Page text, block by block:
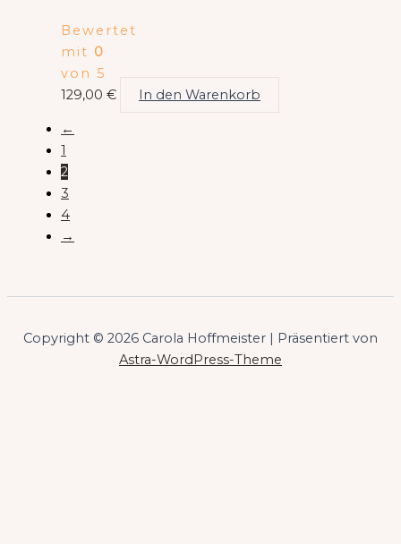
Bewertet
mit 0
von 5
129,00 € In den Warenkorb
←
1
2
3
4
→
Copyright © 2026 Carola Hoffmeister | Präsentiert von
Astra-WordPress-Theme